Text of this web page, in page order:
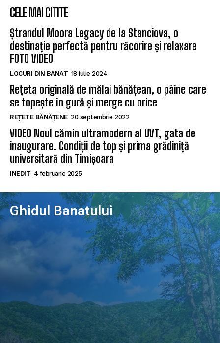
CELE MAI CITITE
Ștrandul Moora Legacy de la Stanciova, o
destinație perfectă pentru răcorire și relaxare
FOTO VIDEO
LOCURI DIN BANAT 18 iulie 2024
Rețeta originală de mălai bănățean, o pâine care
se topește în gură și merge cu orice
REȚETE BĂNĂȚENE 20 septembrie 2022
VIDEO Noul cămin ultramodern al UVT, gata de
inaugurare. Condiții de top și prima grădiniță
universitară din Timișoara
INEDIT 4 februarie 2025
Ghidul Banatului